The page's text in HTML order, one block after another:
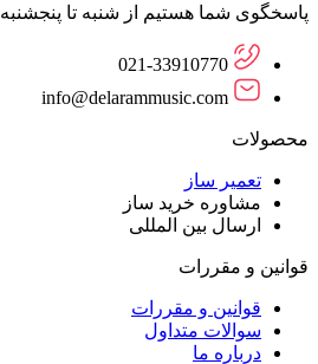
پاسخگوی شما هستیم از شنبه تا پنجشنبه 9-19
021-33910770
info@delarammusic.com
محصولات
تعمیر ساز
مشاوره خرید ساز
ارسال بین المللی
قوانین و مقررات
قوانین و مقررات
سوالات متداول
درباره ما